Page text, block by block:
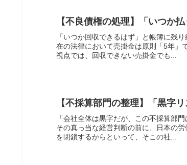
【不良債権の処理】「いつか
「いつか回収できるはず」と帳簿に残
在の法律において売掛金は原則「5年」
視点では、回収できない売掛金でも...
【不採算部門の整理】「黒字
「会社全体は黒字だが、この不採算部
その真っ当な経営判断の前に、日本の
を閉鎖するからといって、そこの社...